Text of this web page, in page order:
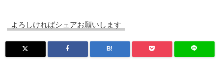
よろしければシェアお願いします
B!